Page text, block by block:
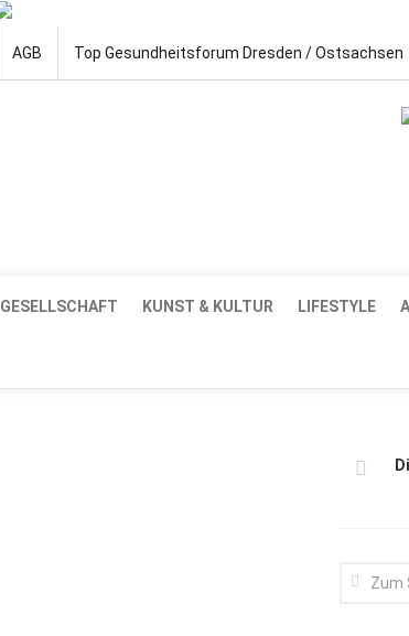
AGB Top Gesundheitsforum Dresden / Ostsachsen
GESELLSCHAFT KUNST & KULTUR LIFESTYLE